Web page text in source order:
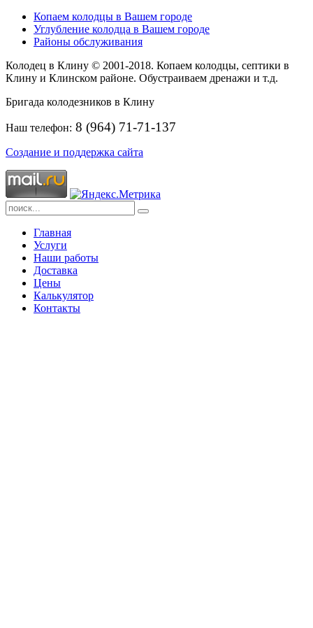
Копаем колодцы в Вашем городе
Углубление колодца в Вашем городе
Районы обслуживания
Колодец в Клину © 2001-2018. Копаем колодцы, септики в
Клину и Клинском районе. Обустраиваем дренажи и т.д.
Бригада колодезников в Клину
Наш телефон: 8 (964) 71-71-137
Создание и поддержка сайта
Главная
Услуги
Наши работы
Доставка
Цены
Калькулятор
Контакты